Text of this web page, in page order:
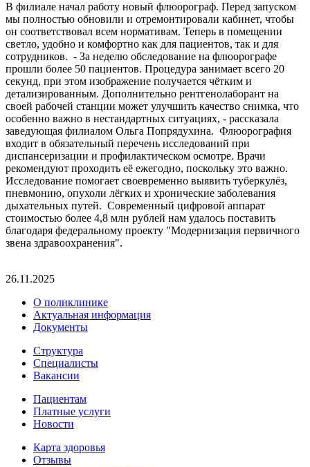
В филиале начал работу новый флюорограф. Перед запуском
мы полностью обновили и отремонтировали кабинет, чтобы
он соответствовал всем нормативам. Теперь в помещении
светло, удобно и комфортно как для пациентов, так и для
сотрудников. ⁣ - За неделю обследование на флюорографе
прошли более 50 пациентов. Процедура занимает всего 20
секунд, при этом изображение получается чётким и
детализированным. Дополнительно рентгенолаборант на
своей рабочей станции может улучшить качество снимка, что
особенно важно в нестандартных ситуациях, - рассказала
заведующая филиалом Ольга Попрядухина. ⁣ Флюорография
входит в обязательный перечень исследований при
диспансеризации и профилактическом осмотре. Врачи
рекомендуют проходить её ежегодно, поскольку это важно.
Исследование помогает своевременно выявить туберкулёз,
пневмонию, опухоли лёгких и хронические заболевания
дыхательных путей. ⁣ Современный цифровой аппарат
стоимостью более 4,8 млн рублей нам удалось поставить
благодаря федеральному проекту "Модернизация первичного
звена здравоохранения".
26.11.2025
О поликлинике
Актуальная информация
Документы
Структура
Специалисты
Вакансии
Пациентам
Платные услуги
Новости
Карта здоровья
Отзывы